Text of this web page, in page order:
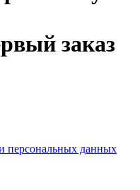
заказ
персональных данных